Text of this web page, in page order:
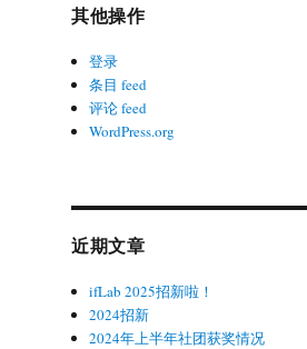
其他操作
登录
条目 feed
评论 feed
WordPress.org
近期文章
ifLab 2025招新啦！
2024招新
2024年上半年社团获奖情况